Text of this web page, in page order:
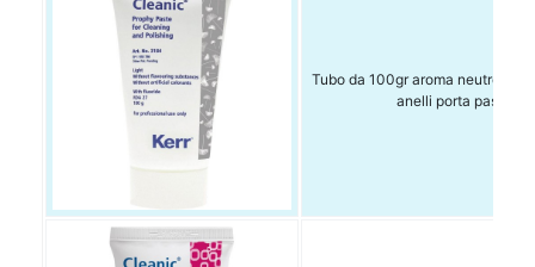
Tubo da 100gr aroma neutro con
anelli porta pasta